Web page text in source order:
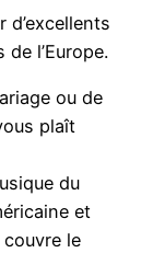
d’excellents
l’Europe.
ou de
plaît
du
et
couvre le